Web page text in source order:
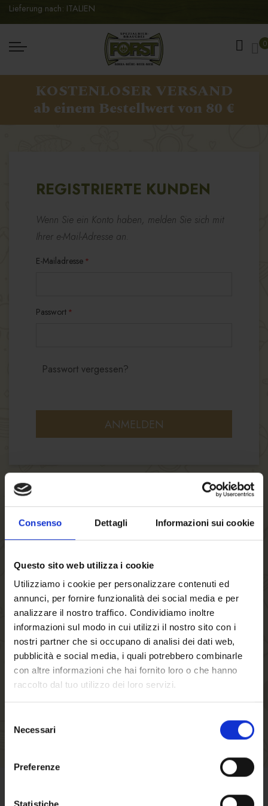
Consenso Dettagli Informazioni sui cookie
Questo sito web utilizza i cookie
Utilizziamo i cookie per personalizzare contenuti ed
annunci, per fornire funzionalità dei social media e per
analizzare il nostro traffico. Condividiamo inoltre
informazioni sul modo in cui utilizzi il nostro sito con i
nostri partner che si occupano di analisi dei dati web,
pubblicità e social media, i quali potrebbero combinarle
con altre informazioni che hai fornito loro o che hanno
raccolto dal tuo utilizzo dei loro servizi.
delNecessari
Preferenze
Lieferung nach: ITALIEN
0
KOSTENLOSER VERSAND
ab einem Bestellwert von 80 €
REGISTRIERTE KUNDEN
Wenn Sie ein Konto haben, melden Sie sich mit
Ihrer e-Mail-Adresse an.
E-Mailadresse
Passwort
ANMELDEN
Passwort vergessen?
NEUE KUNDEN
Wenn Sie in unserem Shop ein Benutzerkonto
einrichten, werden Sie schneller durch den
Bestellvorgang geführt, können mehrere
Versandadressen speichern sowie Ihre
Bestellungen in Ihrem Benutzerkonto einsehen
bzw. verfolgen und vieles mehr.
EIN KONTO ERSTELLEN